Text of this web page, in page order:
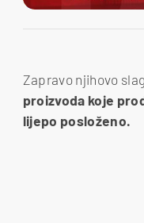
Zapravo njihovo
proizvoda koje
lijepo posloženo.